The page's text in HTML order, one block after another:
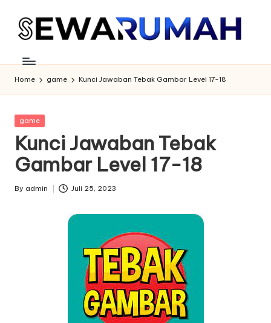
Home game Kunci Jawaban Tebak Gambar Level 17-18
Posted
game
Kunci Jawaban Tebak
Gambar Level 17-18
Posted
By admin Juli 25, 2023